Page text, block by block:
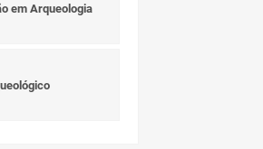
em Arqueologia